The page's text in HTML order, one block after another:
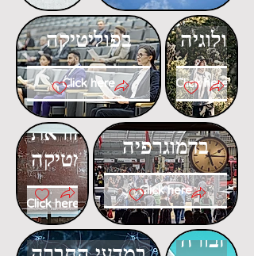
דוקטורט
בפוליטיקה
Click here
דוקטורט
באקולוגיה
Click here
דוקטורט
בהוראת
המתמטיקה
Click here
דוקטורט
בדמוגרפיה
Click here
דוקטורט
דוקטורט
בתחבורה